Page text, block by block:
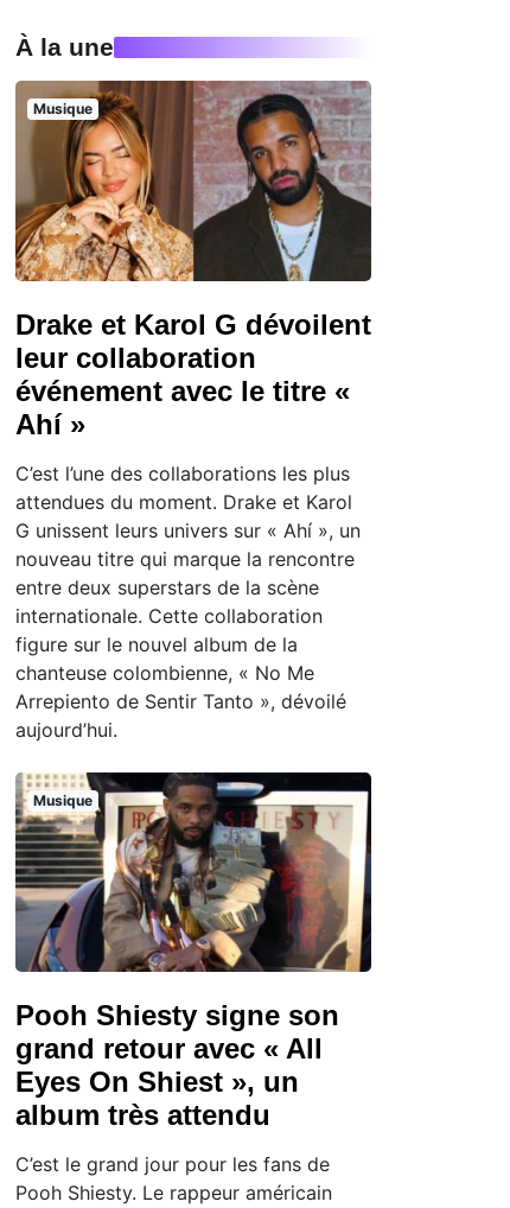
À la une
Musique
Drake et Karol G dévoilent
leur collaboration
événement avec le titre «
Ahí »
C’est l’une des collaborations les plus
attendues du moment. Drake et Karol
G unissent leurs univers sur « Ahí », un
nouveau titre qui marque la rencontre
entre deux superstars de la scène
internationale. Cette collaboration
figure sur le nouvel album de la
chanteuse colombienne, « No Me
Arrepiento de Sentir Tanto », dévoilé
aujourd’hui.
Musique
Pooh Shiesty signe son
grand retour avec « All
Eyes On Shiest », un
album très attendu
C’est le grand jour pour les fans de
Pooh Shiesty. Le rappeur américain